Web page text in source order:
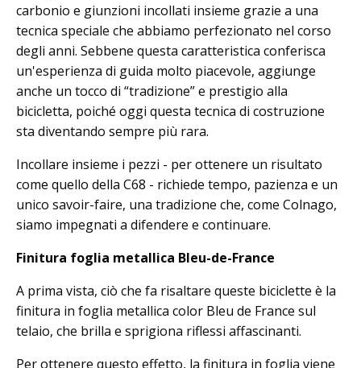
carbonio e giunzioni incollati insieme grazie a una
tecnica speciale che abbiamo perfezionato nel corso
degli anni. Sebbene questa caratteristica conferisca
un'esperienza di guida molto piacevole, aggiunge
anche un tocco di “tradizione” e prestigio alla
bicicletta, poiché oggi questa tecnica di costruzione
sta diventando sempre più rara.
Incollare insieme i pezzi - per ottenere un risultato
come quello della C68 - richiede tempo, pazienza e un
unico savoir-faire, una tradizione che, come Colnago,
siamo impegnati a difendere e continuare.
Finitura foglia metallica Bleu-de-France
A prima vista, ciò che fa risaltare queste biciclette è la
finitura in foglia metallica color Bleu de France sul
telaio, che brilla e sprigiona riflessi affascinanti.
Per ottenere questo effetto, la finitura in foglia viene